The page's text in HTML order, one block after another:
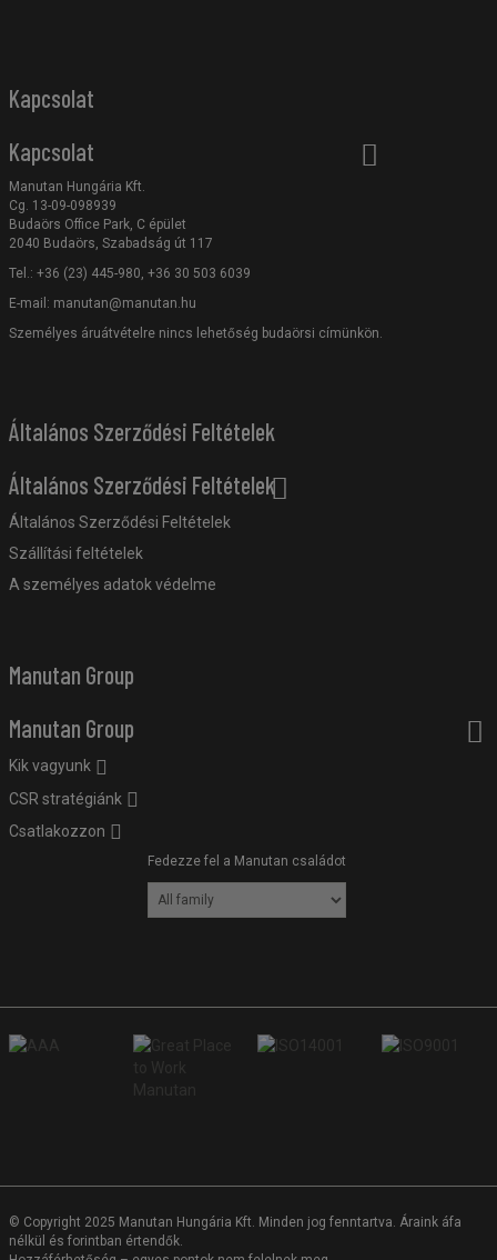
Kapcsolat
Kapcsolat
Manutan Hungária Kft.
Cg. 13-09-098939
Budaörs Office Park, C épület
2040 Budaörs, Szabadság út 117
Tel.: +36 (23) 445-980, +36 30 503 6039
E-mail: manutan@manutan.hu
Személyes áruátvételre nincs lehetőség budaörsi címünkön.
Általános Szerződési Feltételek
Általános Szerződési Feltételek
Általános Szerződési Feltételek
Szállítási feltételek
A személyes adatok védelme
Manutan Group
Manutan Group
Kik vagyunk
CSR stratégiánk
Csatlakozzon
Fedezze fel a Manutan családot
© Copyright 2025 Manutan Hungária Kft. Minden jog fenntartva. Áraink áfa
nélkül és forintban értendők.